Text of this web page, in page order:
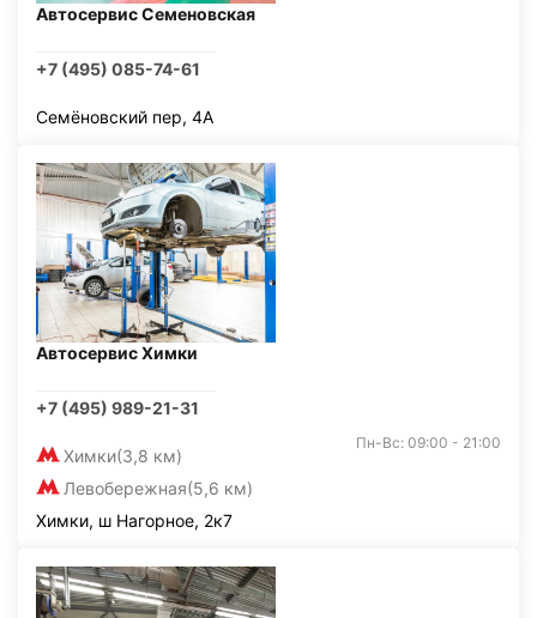
Автосервис Семеновская
+7 (495) 085-74-61
Семёновский пер, 4А
Автосервис Химки
+7 (495) 989-21-31
Химки(3,8 км)
Левобережная(5,6 км)
Пн-Вс: 09:00 - 21:00
Химки, ш Нагорное, 2к7